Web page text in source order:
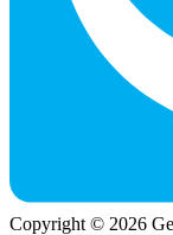
Copyright © 2026